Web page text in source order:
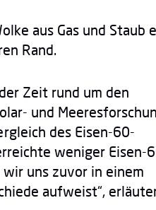
aus Gas und Staub
Rand.
Zeit rund um den
und
des Eisen-60-
weniger Eisen-
uns zuvor in einem
aufweist“,